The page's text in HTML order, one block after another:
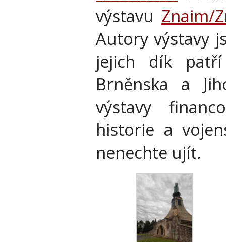
výstavu Znaim/
Autory výstavy
jejich dík
Brněnska a
výstavy
historie a
nenechte ujít.